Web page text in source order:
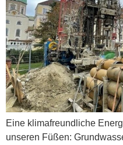
Eine klimafreundliche
unseren Füßen: